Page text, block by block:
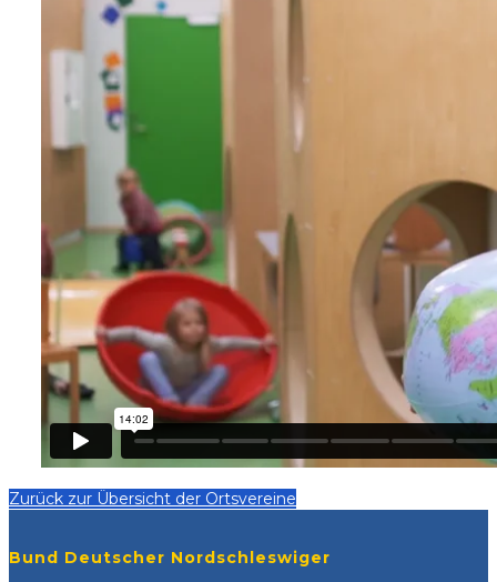
Zurück zur Übersicht der Ortsvereine
Bund Deutscher Nordschleswiger